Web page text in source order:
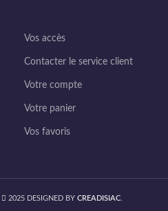
Vos accès
Contacter le service client
Votre compte
Votre panier
Vos favoris
2025 DESIGNED BY CREADISIAC.